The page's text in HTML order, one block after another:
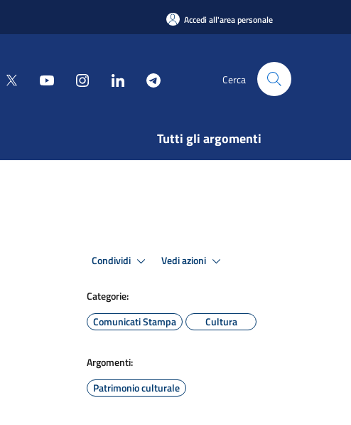
Accedi all'area personale
Cerca
Tutti gli argomenti
Condividi Vedi azioni
Categorie:
Comunicati Stampa
Cultura
Argomenti:
Patrimonio culturale